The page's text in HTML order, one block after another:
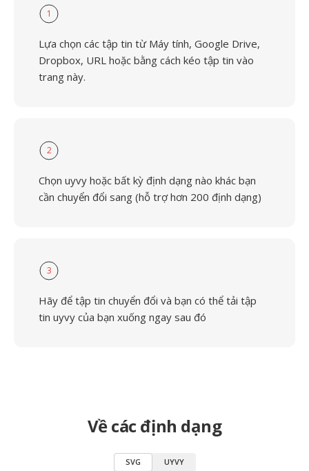
1
Lựa chọn các tập tin từ Máy tính, Google Drive,
Dropbox, URL hoặc bằng cách kéo tập tin vào
trang này.
2
Chọn uyvy hoặc bất kỳ định dạng nào khác bạn
cần chuyển đổi sang (hỗ trợ hơn 200 định dạng)
3
Hãy để tập tin chuyển đổi và bạn có thể tải tập
tin uyvy của bạn xuống ngay sau đó
Về các định dạng
SVG UYVY